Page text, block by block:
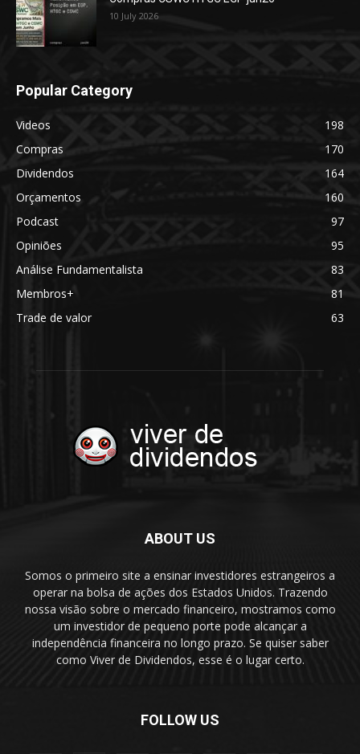
10 July 2026
Popular Category
Videos
198
Compras
170
Dividendos
164
Orçamentos
160
Podcast
97
Opiniões
95
Análise Fundamentalista
83
Membros+
81
Trade de valor
63
ABOUT US
Somos o primeiro site a ensinar investidores estrangeiros a
operar na bolsa de ações dos Estados Unidos. Trazendo
nossa visão sobre o mercado financeiro, mostramos como
um investidor de pequeno porte pode alcançar a
independência financeira no longo prazo. Se quiser saber
como Viver de Dividendos, esse é o lugar certo.
FOLLOW US